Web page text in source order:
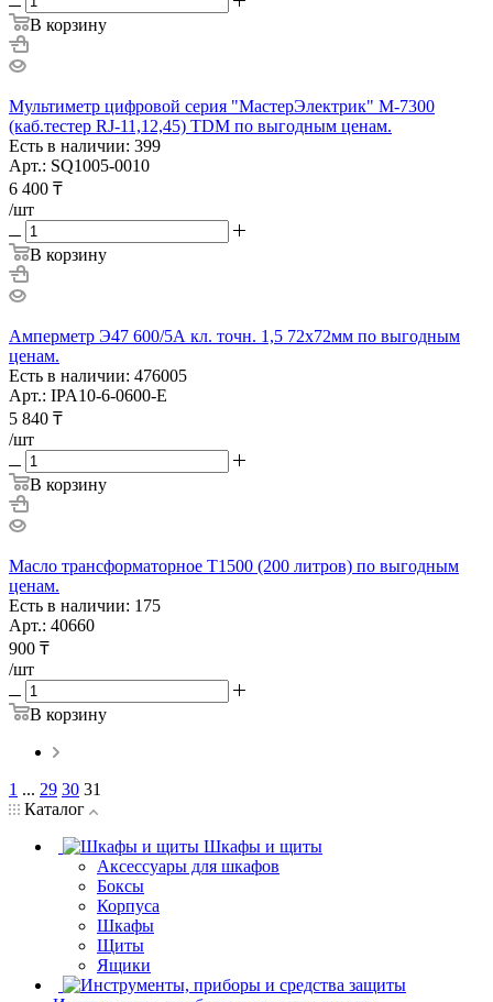
В корзину
Мультиметр цифровой серия "МастерЭлектрик" М-7300
(каб.тестер RJ-11,12,45) TDM по выгодным ценам.
Есть в наличии: 399
Арт.: SQ1005-0010
6 400 ₸
/шт
В корзину
Амперметр Э47 600/5А кл. точн. 1,5 72х72мм по выгодным
ценам.
Есть в наличии: 476005
Арт.: IPA10-6-0600-E
5 840 ₸
/шт
В корзину
Масло трансформаторное Т1500 (200 литров) по выгодным
ценам.
Есть в наличии: 175
Арт.: 40660
900 ₸
/шт
В корзину
1 ... 29 30 31
Каталог
Шкафы и щиты
Аксессуары для шкафов
Боксы
Корпуса
Шкафы
Щиты
Ящики